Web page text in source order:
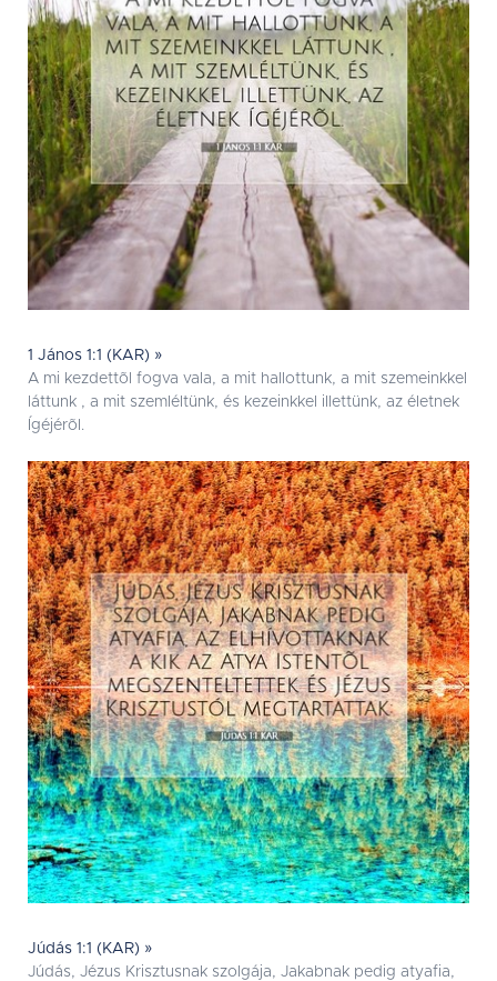
1 János 1:1 (KAR) »
A mi kezdettõl fogva vala, a mit hallottunk, a mit szemeinkkel
láttunk , a mit szemléltünk, és kezeinkkel illettünk, az életnek
Ígéjérõl.
Júdás 1:1 (KAR) »
Júdás, Jézus Krisztusnak szolgája, Jakabnak pedig atyafia,